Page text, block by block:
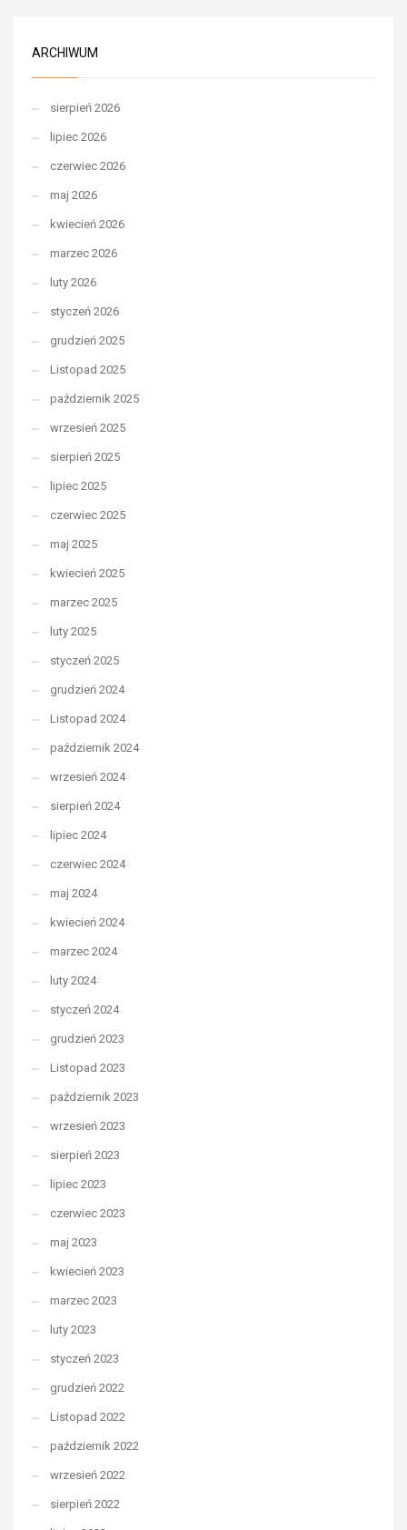
ARCHIWUM
sierpień 2026
lipiec 2026
czerwiec 2026
maj 2026
kwiecień 2026
marzec 2026
luty 2026
styczeń 2026
grudzień 2025
Listopad 2025
październik 2025
wrzesień 2025
sierpień 2025
lipiec 2025
czerwiec 2025
maj 2025
kwiecień 2025
marzec 2025
luty 2025
styczeń 2025
grudzień 2024
Listopad 2024
październik 2024
wrzesień 2024
sierpień 2024
lipiec 2024
czerwiec 2024
maj 2024
kwiecień 2024
marzec 2024
luty 2024
styczeń 2024
grudzień 2023
Listopad 2023
październik 2023
wrzesień 2023
sierpień 2023
lipiec 2023
czerwiec 2023
maj 2023
kwiecień 2023
marzec 2023
luty 2023
styczeń 2023
grudzień 2022
Listopad 2022
październik 2022
wrzesień 2022
sierpień 2022